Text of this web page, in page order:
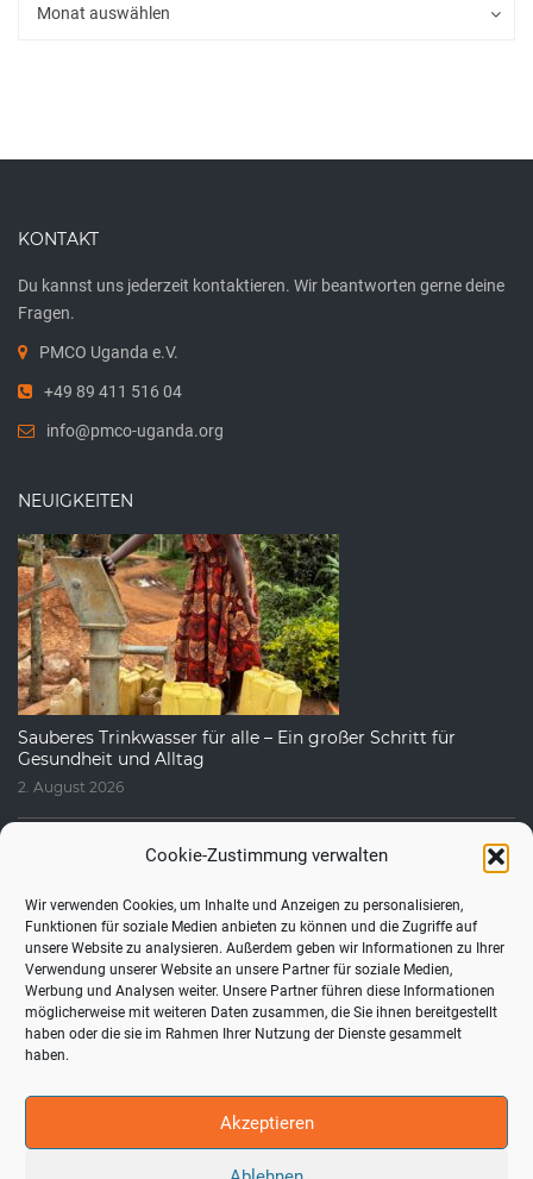
Cookie-Zustimmung verwalten
Wir verwenden Cookies, um Inhalte und Anzeigen zu personalisieren,
Funktionen für soziale Medien anbieten zu können und die Zugriffe auf
unsere Website zu analysieren. Außerdem geben wir Informationen zu Ihrer
Verwendung unserer Website an unsere Partner für soziale Medien,
Werbung und Analysen weiter. Unsere Partner führen diese Informationen
möglicherweise mit weiteren Daten zusammen, die Sie ihnen bereitgestellt
haben oder die sie im Rahmen Ihrer Nutzung der Dienste gesammelt
haben.
Akzeptieren
Monat auswählen
KONTAKT
Du kannst uns jederzeit kontaktieren. Wir beantworten gerne deine
Fragen.
PMCO Uganda e.V.
+49 89 411 516 04
info@pmco-uganda.org
NEUIGKEITEN
Sauberes Trinkwasser für alle – Ein großer Schritt für
Gesundheit und Alltag
2. August 2026
Fragen, die uns häufig gestellt werden